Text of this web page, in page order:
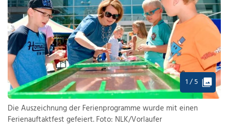
1 / 5
Die Auszeichnung der Ferienprogramme wurde mit einen
Ferienauftaktfest gefeiert. Foto: NLK/Vorlaufer